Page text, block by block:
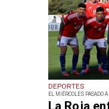
DEPORTES
EL MIÉRCOLES PASADO
La Roja